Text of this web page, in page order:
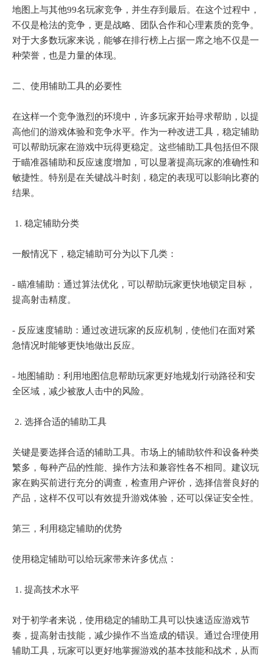
地图上与其他99名玩家竞争，并生存到最后。在这个过程中，
不仅是枪法的竞争，更是战略、团队合作和心理素质的竞争。
对于大多数玩家来说，能够在排行榜上占据一席之地不仅是一
种荣誉，也是力量的体现。
二、使用辅助工具的必要性
在这样一个竞争激烈的环境中，许多玩家开始寻求帮助，以提
高他们的游戏体验和竞争水平。作为一种改进工具，稳定辅助
可以帮助玩家在游戏中玩得更稳定。这些辅助工具包括但不限
于瞄准器辅助和反应速度增加，可以显著提高玩家的准确性和
敏捷性。特别是在关键战斗时刻，稳定的表现可以影响比赛的
结果。
1. 稳定辅助分类
一般情况下，稳定辅助可分为以下几类：
- 瞄准辅助：通过算法优化，可以帮助玩家更快地锁定目标，
提高射击精度。
- 反应速度辅助：通过改进玩家的反应机制，使他们在面对紧
急情况时能够更快地做出反应。
- 地图辅助：利用地图信息帮助玩家更好地规划行动路径和安
全区域，减少被敌人击中的风险。
2. 选择合适的辅助工具
关键是要选择合适的辅助工具。市场上的辅助软件和设备种类
繁多，每种产品的性能、操作方法和兼容性各不相同。建议玩
家在购买前进行充分的调查，检查用户评价，选择信誉良好的
产品，这样不仅可以有效提升游戏体验，还可以保证安全性。
第三，利用稳定辅助的优势
使用稳定辅助可以给玩家带来许多优点：
1. 提高技术水平
对于初学者来说，使用稳定的辅助工具可以快速适应游戏节
奏，提高射击技能，减少操作不当造成的错误。通过合理使用
辅助工具，玩家可以更好地掌握游戏的基本技能和战术，从而